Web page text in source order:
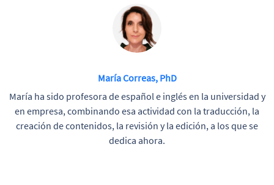
María Correas, PhD
María ha sido profesora de español e inglés en la universidad y
en empresa, combinando esa actividad con la traducción, la
creación de contenidos, la revisión y la edición, a los que se
dedica ahora.